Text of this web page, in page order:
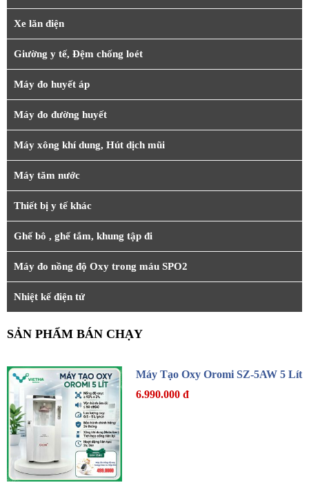
Xe lăn điện
Giường y tế, Đệm chống loét
Máy đo huyết áp
Máy đo đường huyết
Máy xông khí dung, Hút dịch mũi
Máy tăm nước
Thiết bị y tế khác
Ghế bô , ghế tắm, khung tập đi
Máy đo nồng độ Oxy trong máu SPO2
Nhiệt kế điện tử
SẢN PHẨM BÁN CHẠY
Máy Tạo Oxy Oromi SZ-5AW 5 Lít
6.990.000 đ